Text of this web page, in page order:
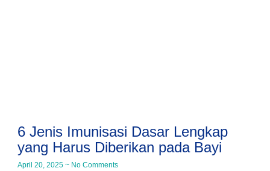
6 Jenis Imunisasi Dasar Lengkap
yang Harus Diberikan pada Bayi
April 20, 2025 No Comments